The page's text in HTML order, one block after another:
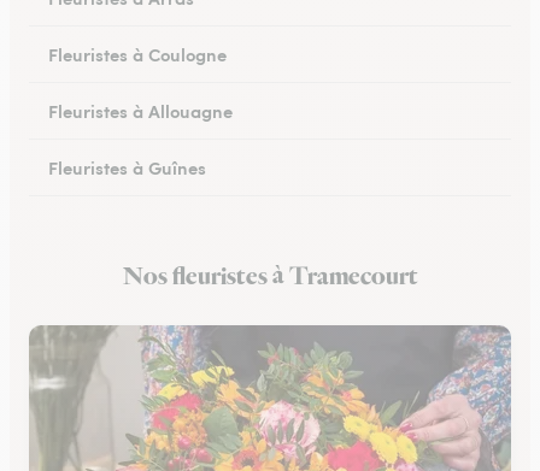
Fleuristes à Coulogne
Fleuristes à Allouagne
Fleuristes à Guînes
Fleuristes à Rang-du-Fliers
Nos fleuristes à Tramecourt